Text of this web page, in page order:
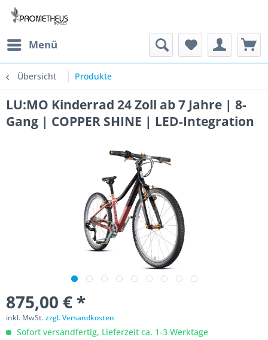
Menü
Übersicht Produkte
LU:MO Kinderrad 24 Zoll ab 7 Jahre | 8-
Gang | COPPER SHINE | LED-Integration
875,00 € *
inkl. MwSt.zzgl. Versandkosten
Sofort versandfertig, Lieferzeit ca. 1-3 Werktage